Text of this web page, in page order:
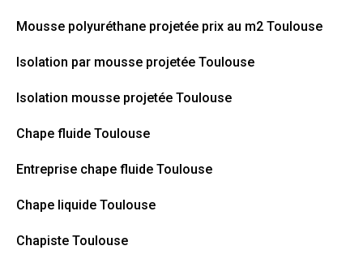
Mousse polyuréthane projetée prix au m2 Toulouse
Isolation par mousse projetée Toulouse
Isolation mousse projetée Toulouse
Chape fluide Toulouse
Entreprise chape fluide Toulouse
Chape liquide Toulouse
Chapiste Toulouse